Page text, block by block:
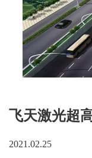
2021.02.25